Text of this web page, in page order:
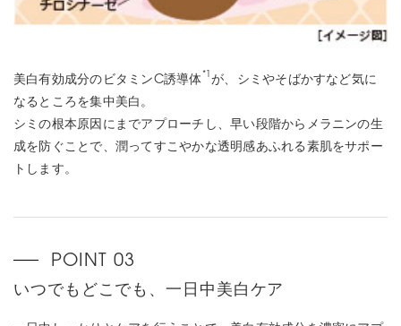
美白有効成分のビタミンC誘導体*1が、シミやそばかすなど気に
なるところを集中美白。
シミの根本原因にまでアプローチし、早い段階からメラニンの生
成を防ぐことで、潤ってすこやかな透明感あふれる素肌をサポー
トします。
いつでもどこでも、一日中美白ケア